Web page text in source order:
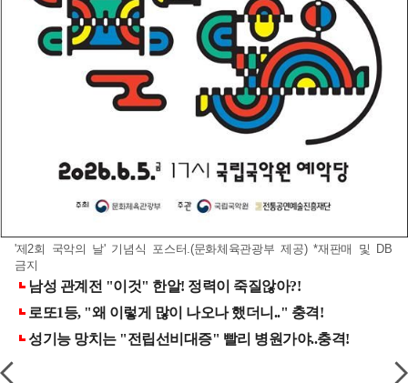
'제2회 국악의 날' 기념식 포스터.(문화체육관광부 제공) *재판매 및 DB
금지